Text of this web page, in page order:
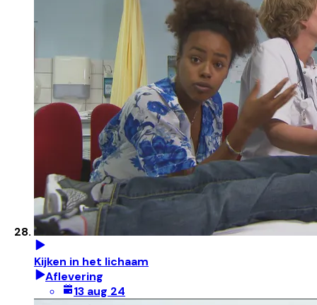
Kijken in het lichaam
Aflevering
13 aug 24